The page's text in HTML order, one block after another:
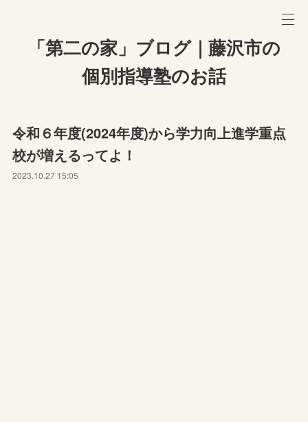
「第二の家」ブログ｜藤沢市の
個別指導塾のお話
令和６年度(2024年度)から学力向上進学重点
校が増えるってよ！
2023.10.27 15:05